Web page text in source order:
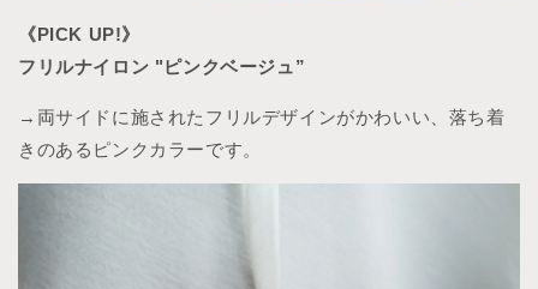
《PICK UP!》
フリルナイロン "ピンクベージュ”
→両サイドに施されたフリルデザインがかわいい、落ち着
きのあるピンクカラーです。